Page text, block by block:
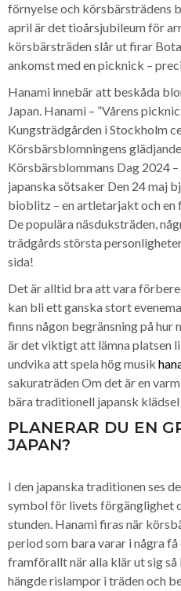
förnyelse och körsbärsträdens
april är det tioårsjubileum för
körsbärsträden slår ut firar
ankomst med en picknick –
Hanami innebär att beskåda
Japan. Hanami – ”Vårens
Kungsträdgården i Stockholm
Körsbärsblomningens
Körsbärsblommans Dag 2024
japanska sötsaker Den 24 maj
bioblitz – en artletarjakt och
De populära näsduksträden,
trädgårds största
sida!
Det är alltid bra att vara
kan bli ett ganska stort
finns någon begränsning på hur
är det viktigt att lämna platsen
undvika att spela hög musik
sakuraträden Om det är en
bära traditionell japansk
PLANERAR DU EN
JAPAN?
I den japanska traditionen ses
symbol för livets förgänglighet
stunden. Hanami firas när
period som bara varar i några
framförallt när alla klär ut sig så
hängde rislampor i träden och